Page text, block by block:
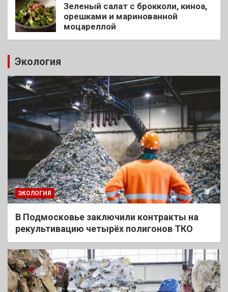
Зеленый салат с брокколи, киноа,
орешками и маринованной
моцареллой
Экология
ЭКОЛОГИЯ
В Подмосковье заключили контракты на
рекультивацию четырёх полигонов ТКО